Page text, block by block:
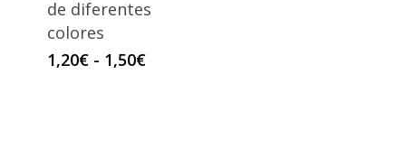
de diferentes
colores
1,20€ - 1,50€Rango